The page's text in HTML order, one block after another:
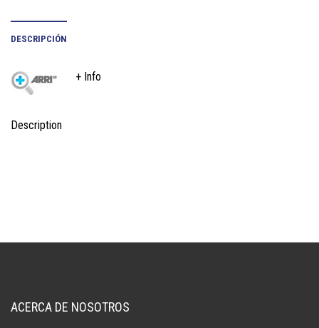
DESCRIPCIÓN
+ Info
Description
ACERCA DE NOSOTROS